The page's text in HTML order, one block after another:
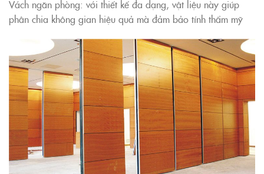
Vách ngăn phòng: với thiết kế đa dạng, vật liệu này giúp
phân chia không gian hiệu quả mà đảm bảo tính thẩm mỹ